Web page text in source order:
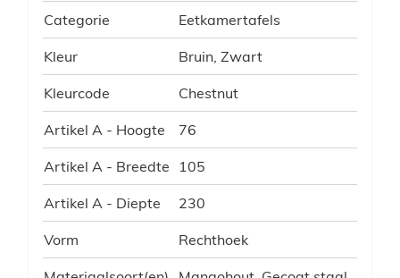
Categorie Eetkamertafels
Kleur Bruin, Zwart
Kleurcode Chestnut
Artikel A - Hoogte 76
Artikel A - Breedte 105
Artikel A - Diepte 230
Vorm Rechthoek